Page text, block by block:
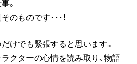
のものです･･･！
けでも緊張すると思います。
クターの心情を読み取り、物語